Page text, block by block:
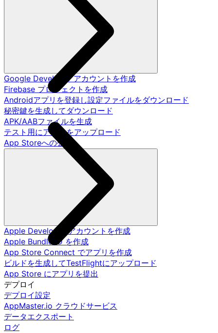
Google Developer アカウントを作成
Firebase プロジェクトを作成
Androidアプリを登録し設定ファイルをダウンロード
秘密鍵を生成してダウンロード
APK/AABファイルを生成
テスト用にアプリをアップロード
App Storeへの公開
Apple Developer アカウントを作成
Apple Bundle ID を作成
App Store Connect でアプリを作成
ビルドを生成してTestFlightにアップロード
App Store にアプリを提出
デプロイ
デプロイ設定
AppMaster.io クラウドサービス
データエクスポート
ログ